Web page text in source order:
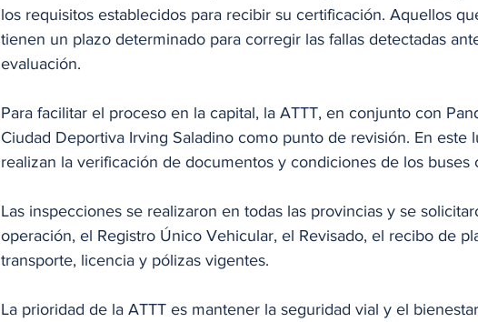
los requisitos establecidos para recibir su certificación. Aquellos
tienen un plazo determinado para corregir las fallas detectadas
evaluación.
Para facilitar el proceso en la capital, la ATTT, en conjunto con
Ciudad Deportiva Irving Saladino como punto de revisión. En este
realizan la verificación de documentos y condiciones de los buses
Las inspecciones se realizaron en todas las provincias y se
operación, el Registro Único Vehicular, el Revisado, el recibo de
transporte, licencia y pólizas vigentes.
La prioridad de la ATTT es mantener la seguridad vial y el